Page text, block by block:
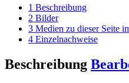
1 Beschreibung
2 Bilder
3 Medien zu dieser Seite
4 Einzelnachweise
Beschreibung